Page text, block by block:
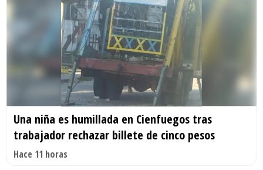
Una niña es humillada en Cienfuegos tras
trabajador rechazar billete de cinco pesos
Hace 11 horas